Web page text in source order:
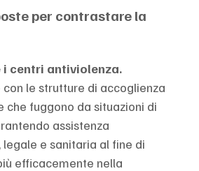
per contrastare la
i centri antiviolenza.
le strutture di accoglienza
che fuggono da situazioni di
assistenza
legale e sanitaria al fine di
efficacemente nella